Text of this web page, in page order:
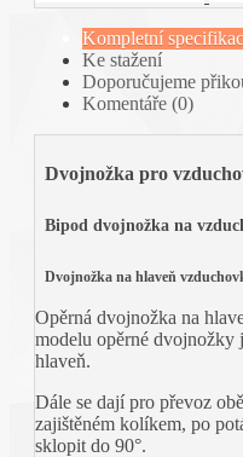
Kompletní
Ke stažení
Doporučujeme
Komentáře (0)
Dvojnožka pro
Bipod dvojnožka na
Dvojnožka na hlaveň
Opěrná dvojnožka na
modelu opěrné dvojnožky
hlaveň.
Dále se dají pro převoz
zajištěném kolíkem, po
sklopit do 90°.